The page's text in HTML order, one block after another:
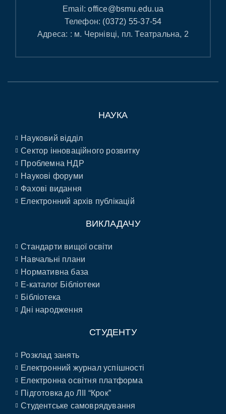
Email:office@bsmu.edu.ua
Телефон: (0372) 55-37-54
Адреса: : м. Чернівці, пл. Театральна, 2
НАУКА
Науковий відділ
Сектор інноваційного розвитку
Проблемна НДР
Наукові форуми
Фахові видання
Електронний архів публікацій
ВИКЛАДАЧУ
Стандарти вищої освіти
Навчальні плани
Нормативна база
E-каталог Бібліотеки
Бібліотека
Дні народження
СТУДЕНТУ
Розклад занять
Електронний журнал успішності
Електронна освітня платформа
Підготовка до ЛІІ “Крок”
Студентське самоврядування